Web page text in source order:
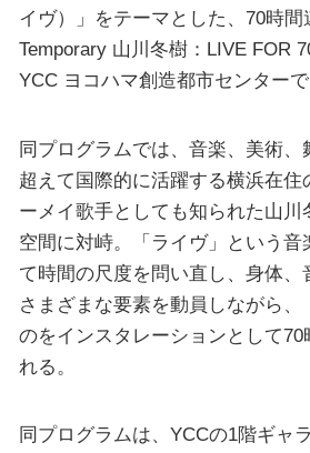
イヴ）」をテーマとした、70時
Temporary 山川冬樹：LIVE FOR
YCC ヨコハマ創造都市センターで
同プログラムでは、音楽、美術、
超えて国際的に活躍する横浜在住
ーメイ歌手としても知られた山川
空間に対峙。「ライヴ」という音
て時間の尺度を問い直し、身体
さまざまな要素を動員しながら、
のをインスタレーションとして70
れる。
同プログラムは、YCCの1階ギャ